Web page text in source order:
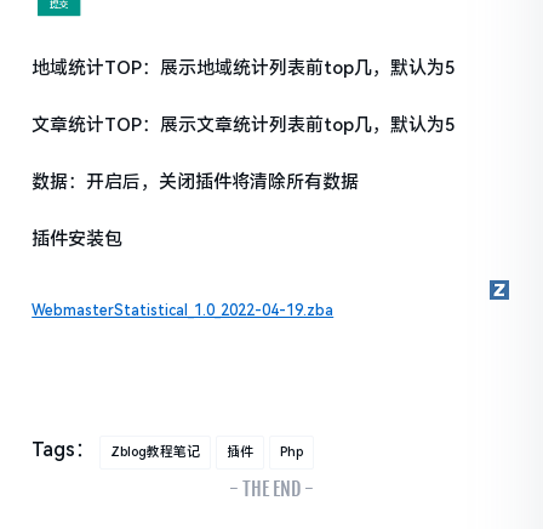
地域统计TOP：展示地域统计列表前top几，默认为5
文章统计TOP：展示文章统计列表前top几，默认为5
数据：开启后，关闭插件将清除所有数据
插件安装包
WebmasterStatistical_1.0_2022-04-19.zba
Tags： Zblog教程笔记 插件 Php
- THE END -